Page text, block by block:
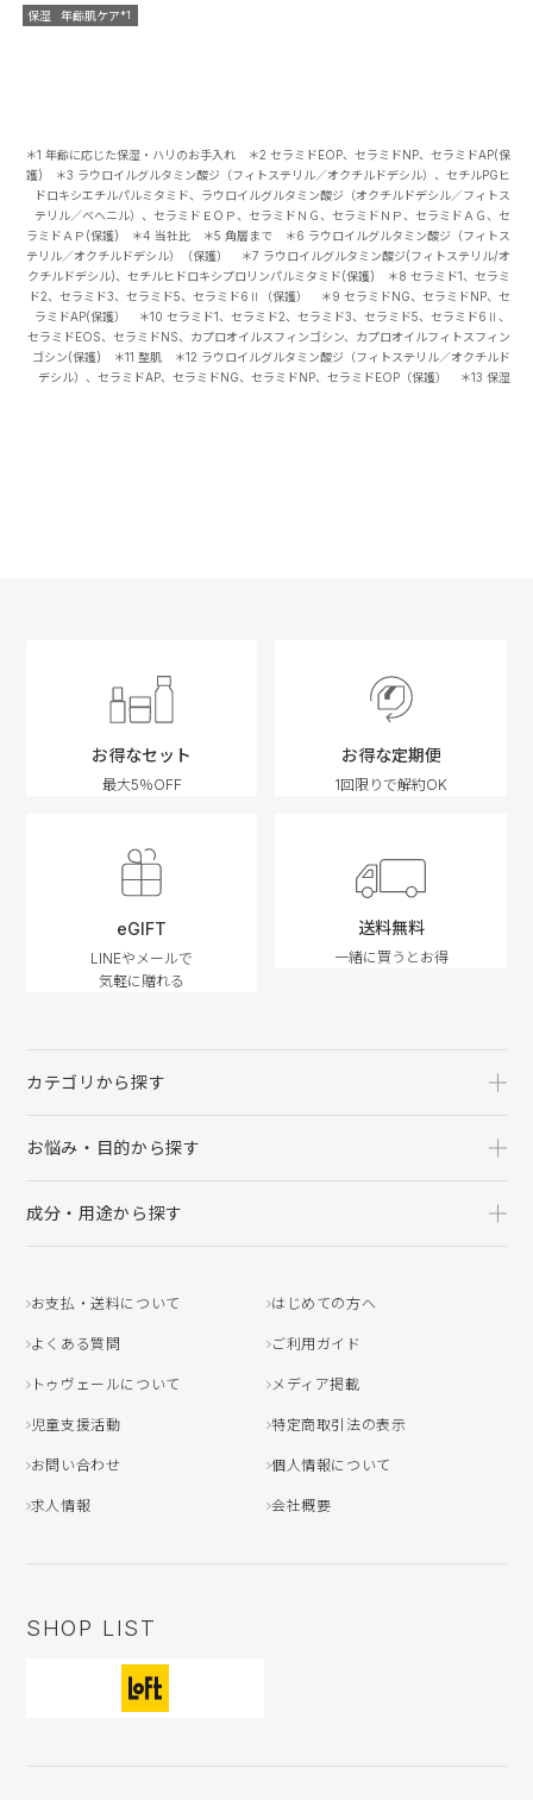
保湿 年齢肌ケア*1
＊1 年齢に応じた保湿・ハリのお手入れ ＊2 セラミドEOP、セラミドNP、セラミドAP(保
護) ＊3 ラウロイルグルタミン酸ジ（フィトステリル／オクチルドデシル）、セチルPGヒ
ドロキシエチルパルミタミド、ラウロイルグルタミン酸ジ（オクチルドデシル／フィトス
テリル／ベヘニル）、セラミドＥＯＰ、セラミドＮＧ、セラミドＮＰ、セラミドＡＧ、セ
ラミドＡＰ(保護) ＊4 当社比 ＊5 角層まで ＊6 ラウロイルグルタミン酸ジ（フィトス
テリル／オクチルドデシル）（保護） ＊7 ラウロイルグルタミン酸ジ(フィトステリル/オ
クチルドデシル)、セチルヒドロキシプロリンパルミタミド(保護) ＊8 セラミド1、セラミ
ド2、セラミド3、セラミド5、セラミド6Ⅱ（保護） ＊9 セラミドNG、セラミドNP、セ
ラミドAP(保護） ＊10 セラミド1、セラミド2、セラミド3、セラミド5、セラミド6Ⅱ、
セラミドEOS、セラミドNS、カプロオイルスフィンゴシン、カプロオイルフィトスフィン
ゴシン(保護) ＊11 整肌 ＊12 ラウロイルグルタミン酸ジ（フィトステリル／オクチルド
デシル）、セラミドAP、セラミドNG、セラミドNP、セラミドEOP（保護） ＊13 保湿
お得なセット
最大5％OFF
お得な定期便
1回限りで解約OK
eGIFT
LINEやメールで
気軽に贈れる
送料無料
一緒に買うとお得
カテゴリから探す
お悩み・目的から探す
成分・用途から探す
お支払・送料について はじめての方へ
よくある質問 ご利用ガイド
トゥヴェールについて メディア掲載
児童支援活動 特定商取引法の表示
お問い合わせ 個人情報について
求人情報 会社概要
SHOP LIST